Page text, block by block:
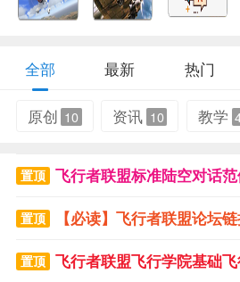
全部 最新 热门
原创 10 资讯 10 教学
置顶 飞行者联盟标准陆空对话
置顶 【必读】飞行者联盟论坛
置顶 飞行者联盟飞行学院基础